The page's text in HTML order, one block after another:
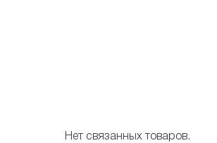
Нет связанных товаров.